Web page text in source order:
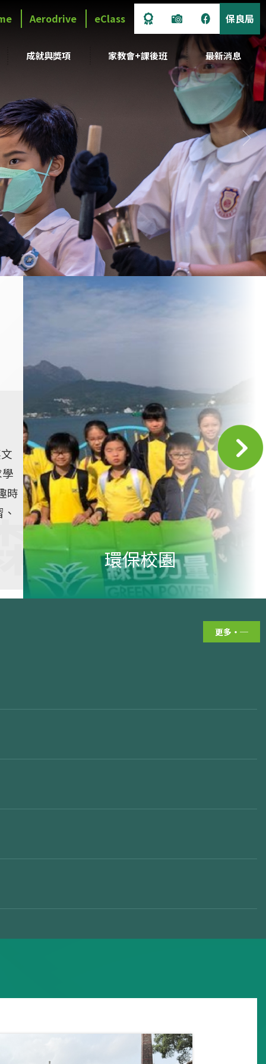
Aerodrive eClass 保良局
成就與獎項 家教會+課後班 最新消息
時
成就與獎項
更多